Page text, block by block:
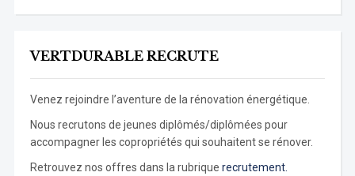
VERTDURABLE RECRUTE
Venez rejoindre l’aventure de la rénovation énergétique.
Nous recrutons de jeunes diplômés/diplômées pour
accompagner les copropriétés qui souhaitent se rénover.
Retrouvez nos offres dans la rubrique recrutement.